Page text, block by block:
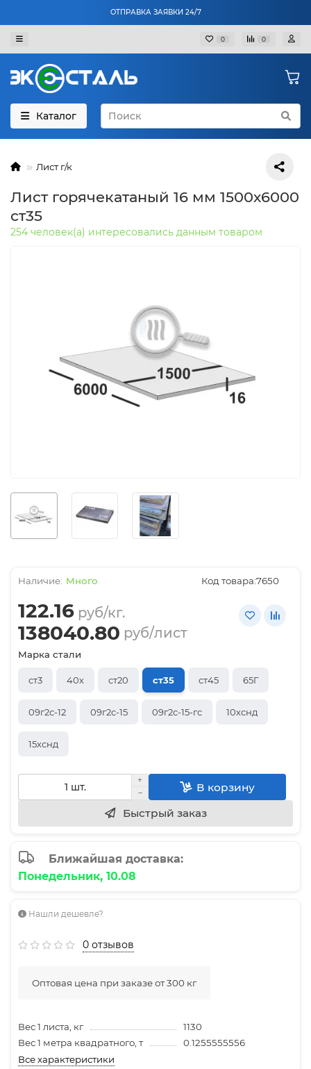
ОТПРАВКА ЗАЯВКИ 24/7
0 0
Каталог
Лист г/к
Лист горячекатаный 16 мм 1500х6000
ст35
254 человек(а) интересовались данным товаром
Много Код товара:7650
122.16 руб/кг.
138040.80 руб/лист
Марка стали
ст3 40х ст20 ст35 ст45 65Г
09г2с-12 09г2с-15 09г2с-15-гс 10хснд
15хснд
В корзину
Быстрый заказ
Ближайшая доставка:
Понедельник, 10.08
Нашли дешевле?
0 отзывов
Оптовая цена при заказе от 300 кг
Вес 1 листа, кг
1130
Вес 1 метра квадратного, т
0.1255555556
Все характеристики